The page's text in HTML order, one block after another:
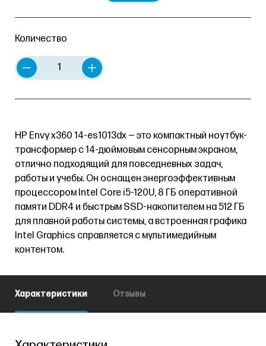
Количество
HP Envy x360 14-es1013dx — это компактный ноутбук-
трансформер с 14-дюймовым сенсорным экраном,
отлично подходящий для повседневных задач,
работы и учебы. Он оснащен энергоэффективным
процессором Intel Core i5-120U, 8 ГБ оперативной
памяти DDR4 и быстрым SSD-накопителем на 512 ГБ
для плавной работы системы, а встроенная графика
Intel Graphics справляется с мультимедийным
контентом.
Характеристики Отзывы